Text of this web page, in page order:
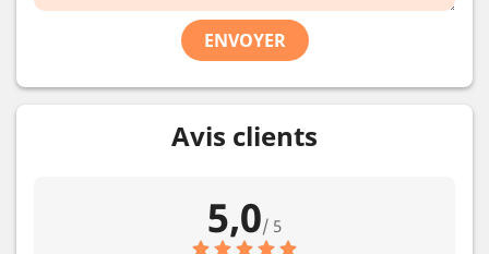
ENVOYER
Avis clients
5,0/ 5